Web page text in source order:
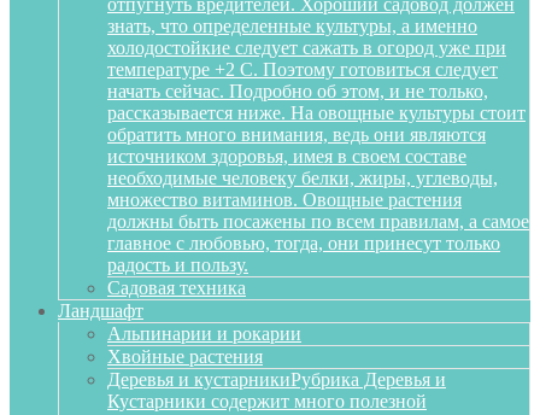
отпугнуть вредителей. Хороший садовод должен
знать, что определенные культуры, а именно
холодостойкие следует сажать в огород уже при
температуре +2 С. Поэтому готовиться следует
начать сейчас. Подробно об этом, и не только,
рассказывается ниже. На овощные культуры стоит
обратить много внимания, ведь они являются
источником здоровья, имея в своем составе
необходимые человеку белки, жиры, углеводы,
множество витаминов. Овощные растения
должны быть посажены по всем правилам, а самое
главное с любовью, тогда, они принесут только
радость и пользу.
Садовая техника
Ландшафт
Альпинарии и рокарии
Хвойные растения
Деревья и кустарникиРубрика Деревья и
Кустарники содержит много полезной